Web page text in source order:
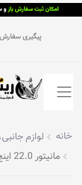
پیگیری سفارش
خانه لوازم
مانیتور 22.0 اینچ مسترتک مدل VY228HS